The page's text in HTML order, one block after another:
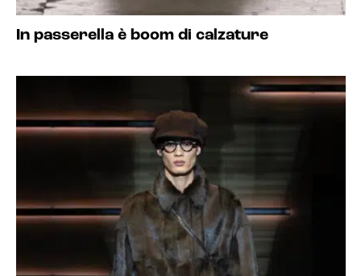
In passerella è boom di calzature